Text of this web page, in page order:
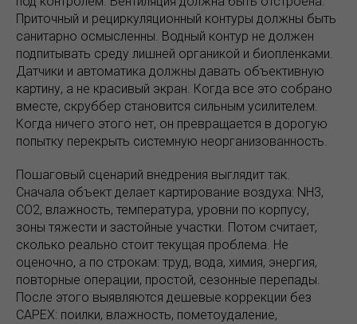
Приточный и рециркуляционный контуры должны быть
санитарно осмысленны. Водный контур не должен
подпитывать среду лишней органикой и биопленками.
Датчики и автоматика должны давать объективную
картину, а не красивый экран. Когда все это собрано
вместе, скруббер становится сильным усилителем.
Когда ничего этого нет, он превращается в дорогую
попытку перекрыть системную неорганизованность.
Пошаговый сценарий внедрения выглядит так.
Сначала объект делает картирование воздуха: NH3,
CO2, влажность, температура, уровни по корпусу,
зоны тяжести и застойные участки. Потом считает,
сколько реально стоит текущая проблема. Не
оценочно, а по строкам: труд, вода, химия, энергия,
повторные операции, простой, сезонные перепады.
После этого выявляются дешевые коррекции без
CAPEX: поилки, влажность, пометоудаление,